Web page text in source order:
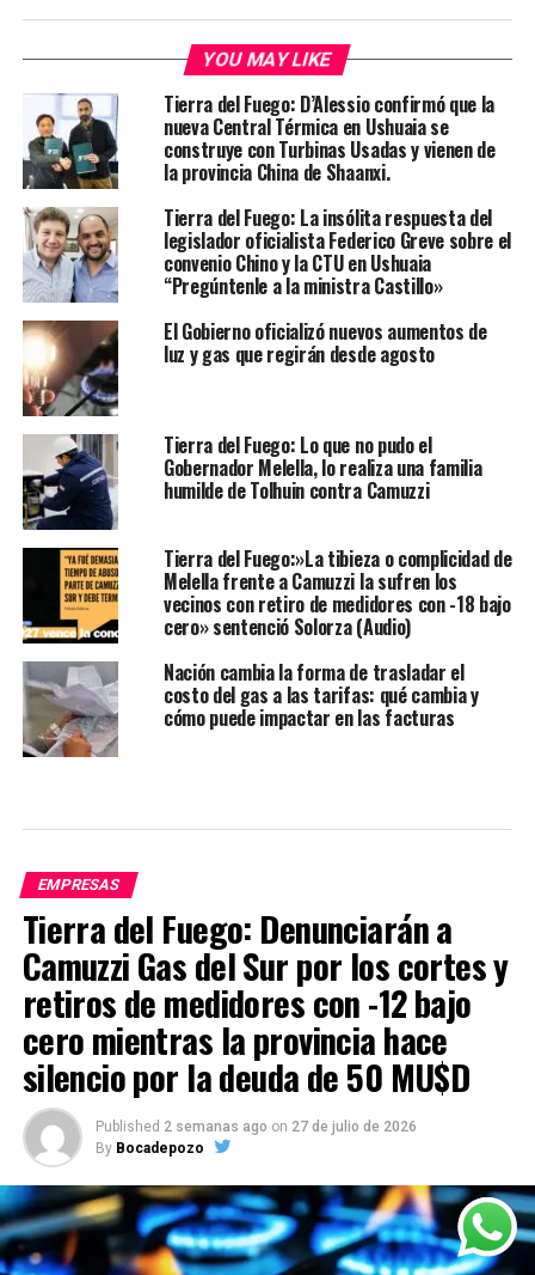
YOU MAY LIKE
Tierra del Fuego: D’Alessio confirmó que la
nueva Central Térmica en Ushuaia se
construye con Turbinas Usadas y vienen de
la provincia China de Shaanxi.
Tierra del Fuego: La insólita respuesta del
legislador oficialista Federico Greve sobre el
convenio Chino y la CTU en Ushuaia
“Pregúntenle a la ministra Castillo»
El Gobierno oficializó nuevos aumentos de
luz y gas que regirán desde agosto
Tierra del Fuego: Lo que no pudo el
Gobernador Melella, lo realiza una familia
humilde de Tolhuin contra Camuzzi
Tierra del Fuego:»La tibieza o complicidad de
Melella frente a Camuzzi la sufren los
vecinos con retiro de medidores con -18 bajo
cero» sentenció Solorza (Audio)
Nación cambia la forma de trasladar el
costo del gas a las tarifas: qué cambia y
cómo puede impactar en las facturas
EMPRESAS
Tierra del Fuego: Denunciarán a
Camuzzi Gas del Sur por los cortes y
retiros de medidores con -12 bajo
cero mientras la provincia hace
silencio por la deuda de 50 MU$D
Published 2 semanas ago on 27 de julio de 2026
By Bocadepozo